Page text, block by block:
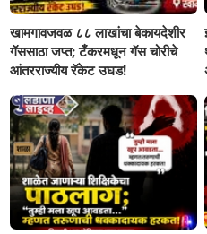
खामगावजवळ ८८ लाखांचा बेकायदेशीर
गॅससाठा जप्त; टँकरमधून गॅस चोरीचे
आंतरराज्यीय रॅकेट उघड!